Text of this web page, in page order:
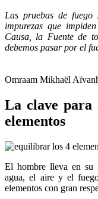
Las pruebas de
impurezas que
Causa, la Fuente de
debemos pasar por el
Omraam Mikhaël
La clave
elementos
El hombre lleva en su
agua, el aire y el
elementos con gran